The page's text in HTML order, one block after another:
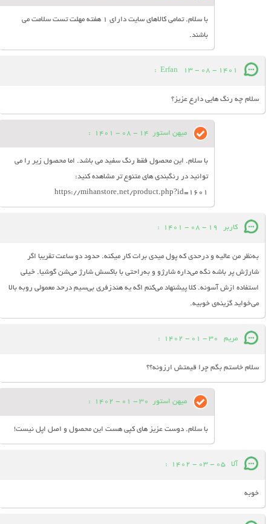
با سلام. تمامی کالاهای سایت دارای 1 هفته مهلت تست سلامت می
باشند.
Erfan 13 - 08 - 1401
:
سلام چه رنگ هایی دارع عزیز؟
میهن استور 14 - 08 - 1401
:
با سلام. این محصول فقط رنگ سفید می باشد. اما محصول زیر را می
توانید در رنگبندی های متنوع تر مشاهده کنید:
https://mihanstore.net/product.php?id=1601
کاربر 19 - 08 - 1401
:
به‌نظر من عالیه و درحدی که پول میدی برات کار میکنه. حدود دو ساعت تقریبا اگر
شارژش پر باشه نگه می‌داره شارژو و به‌راحتی با باکسش شارژ می‌شن گوشیا. خیلی
استفاده ازش آسونه. کلا پیشنهاد می‌کنم اگه یه هندزفری بی‌سیم درحد معمولی روبه بالا
می‌خواید گزینه‌ی خوبیه.
مریم 30 - 01 - 1402
:
سلام خاستم بگم چرا قیمتش ارزونه؟؟
میهن استور 30 - 01 - 1402
:
با سلام. دوست عزیز های کپی هست این محصول و اصل اپل نیست!
آلا 05 - 03 - 1402
:
خوبه